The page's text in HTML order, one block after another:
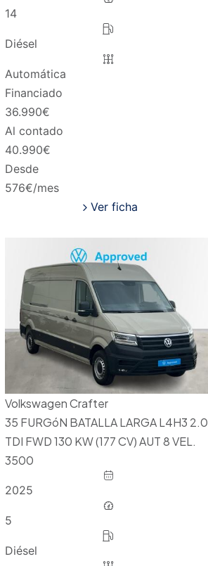
14
Diésel
Automática
Financiado
36.990€
Al contado
40.990€
Desde
576€/mes
Ver ficha
Volkswagen Crafter
35 FURGóN BATALLA LARGA L4H3 2.0
TDI FWD 130 KW (177 CV) AUT 8 VEL.
3500
2025
5
Diésel